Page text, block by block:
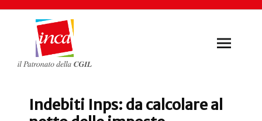
Indebiti Inps: da calcolare al